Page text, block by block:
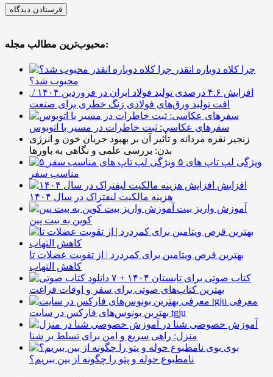
محبوب‌ترین مطالب مجله:
چرا کلاه دوباره انقدر
محبوب شد؟
افزایش ۴.۶ درصدی تولید فولاد ایران در فروردین ۱۴۰۴ /
افت تولید ورق‌های فولادی زنگ خطری برای صنعت
سفرهای عکاسی: ثبت خاطرات در مسیر با اتوبوس
زنجیر نقره مردانه و تأثیر آن بر بهبود جریان خون و انرژی
بدن: بررسی علمی و نگاهی به باورها
۵ ویژگی لپ تاپ های
مناسب سفر
افزایش
هزینه مالکیت لیفتراک در سال ۱۴۰۴
آموزش واریز بیت
کوین به بیت پین
بهترین قرص ویتامین برای کمردرد | از تقویت عضلات تا
کاهش التهاب
۷ کتاب صوتی برای تابستان ۱۴۰۴ +
بهترین کتاب‌های صوتی برای سفر و اوقات فراغت
معرفی
بهترین بونوس‌های فارکس در سایت tgju
آموزش خصوصی شنا در
منزل: راهی سریع و امن برای تسلط بر شنا
بوی
نامطبوع حوله و پتو را چگونه از بین ببریم؟